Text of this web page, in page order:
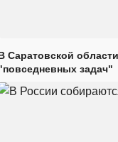
Саратовской
задач"